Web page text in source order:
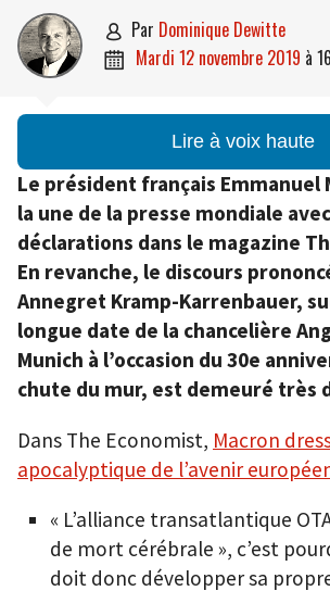
 par Dominique Dewitte
 mardi 12 novembre 2019 à
Lire à voix haute
Le président français Emmanuel
la une de la presse mondiale
déclarations dans le magazine
En revanche, le discours
Annegret Kramp-Karrenbauer,
longue date de la chancelière
Munich à l’occasion du 30e
chute du mur, est demeuré très
Dans The Economist, Macron
apocalyptique de l’avenir
« L’alliance transatlantique
de mort cérébrale », c’est
doit donc développer sa